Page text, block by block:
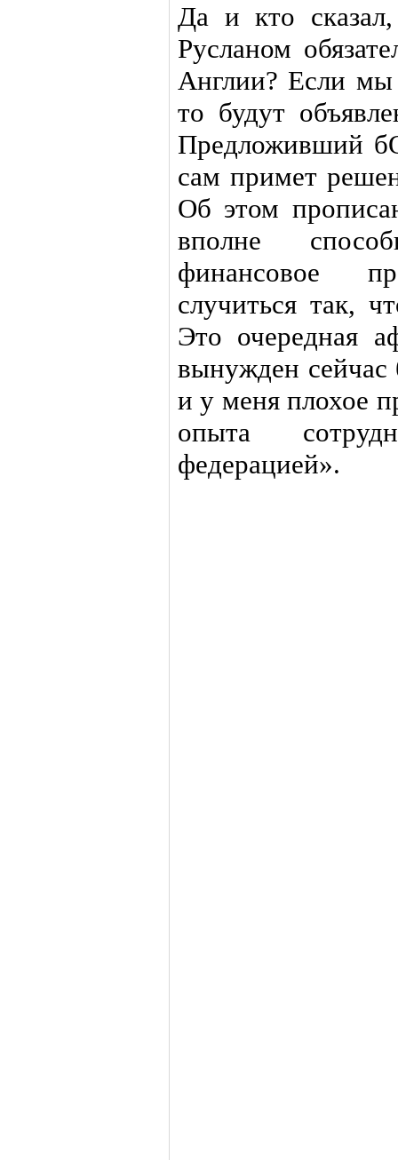
Да и кто
Русланом
Англии? Если мы
то будут
Предложивший
сам примет
Об этом
вполне
финансовое
случиться так,
Это очередная
вынужден сейчас
и у меня плохое
опыта
федерацией».